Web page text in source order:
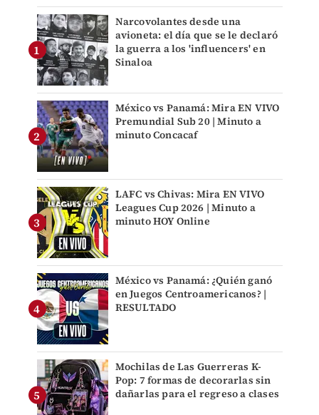
Narcovolantes desde una
avioneta: el día que se le declaró
la guerra a los 'influencers' en
Sinaloa
México vs Panamá: Mira EN VIVO
Premundial Sub 20 | Minuto a
minuto Concacaf
LAFC vs Chivas: Mira EN VIVO
Leagues Cup 2026 | Minuto a
minuto HOY Online
México vs Panamá: ¿Quién ganó
en Juegos Centroamericanos? |
RESULTADO
Mochilas de Las Guerreras K-
Pop: 7 formas de decorarlas sin
dañarlas para el regreso a clases